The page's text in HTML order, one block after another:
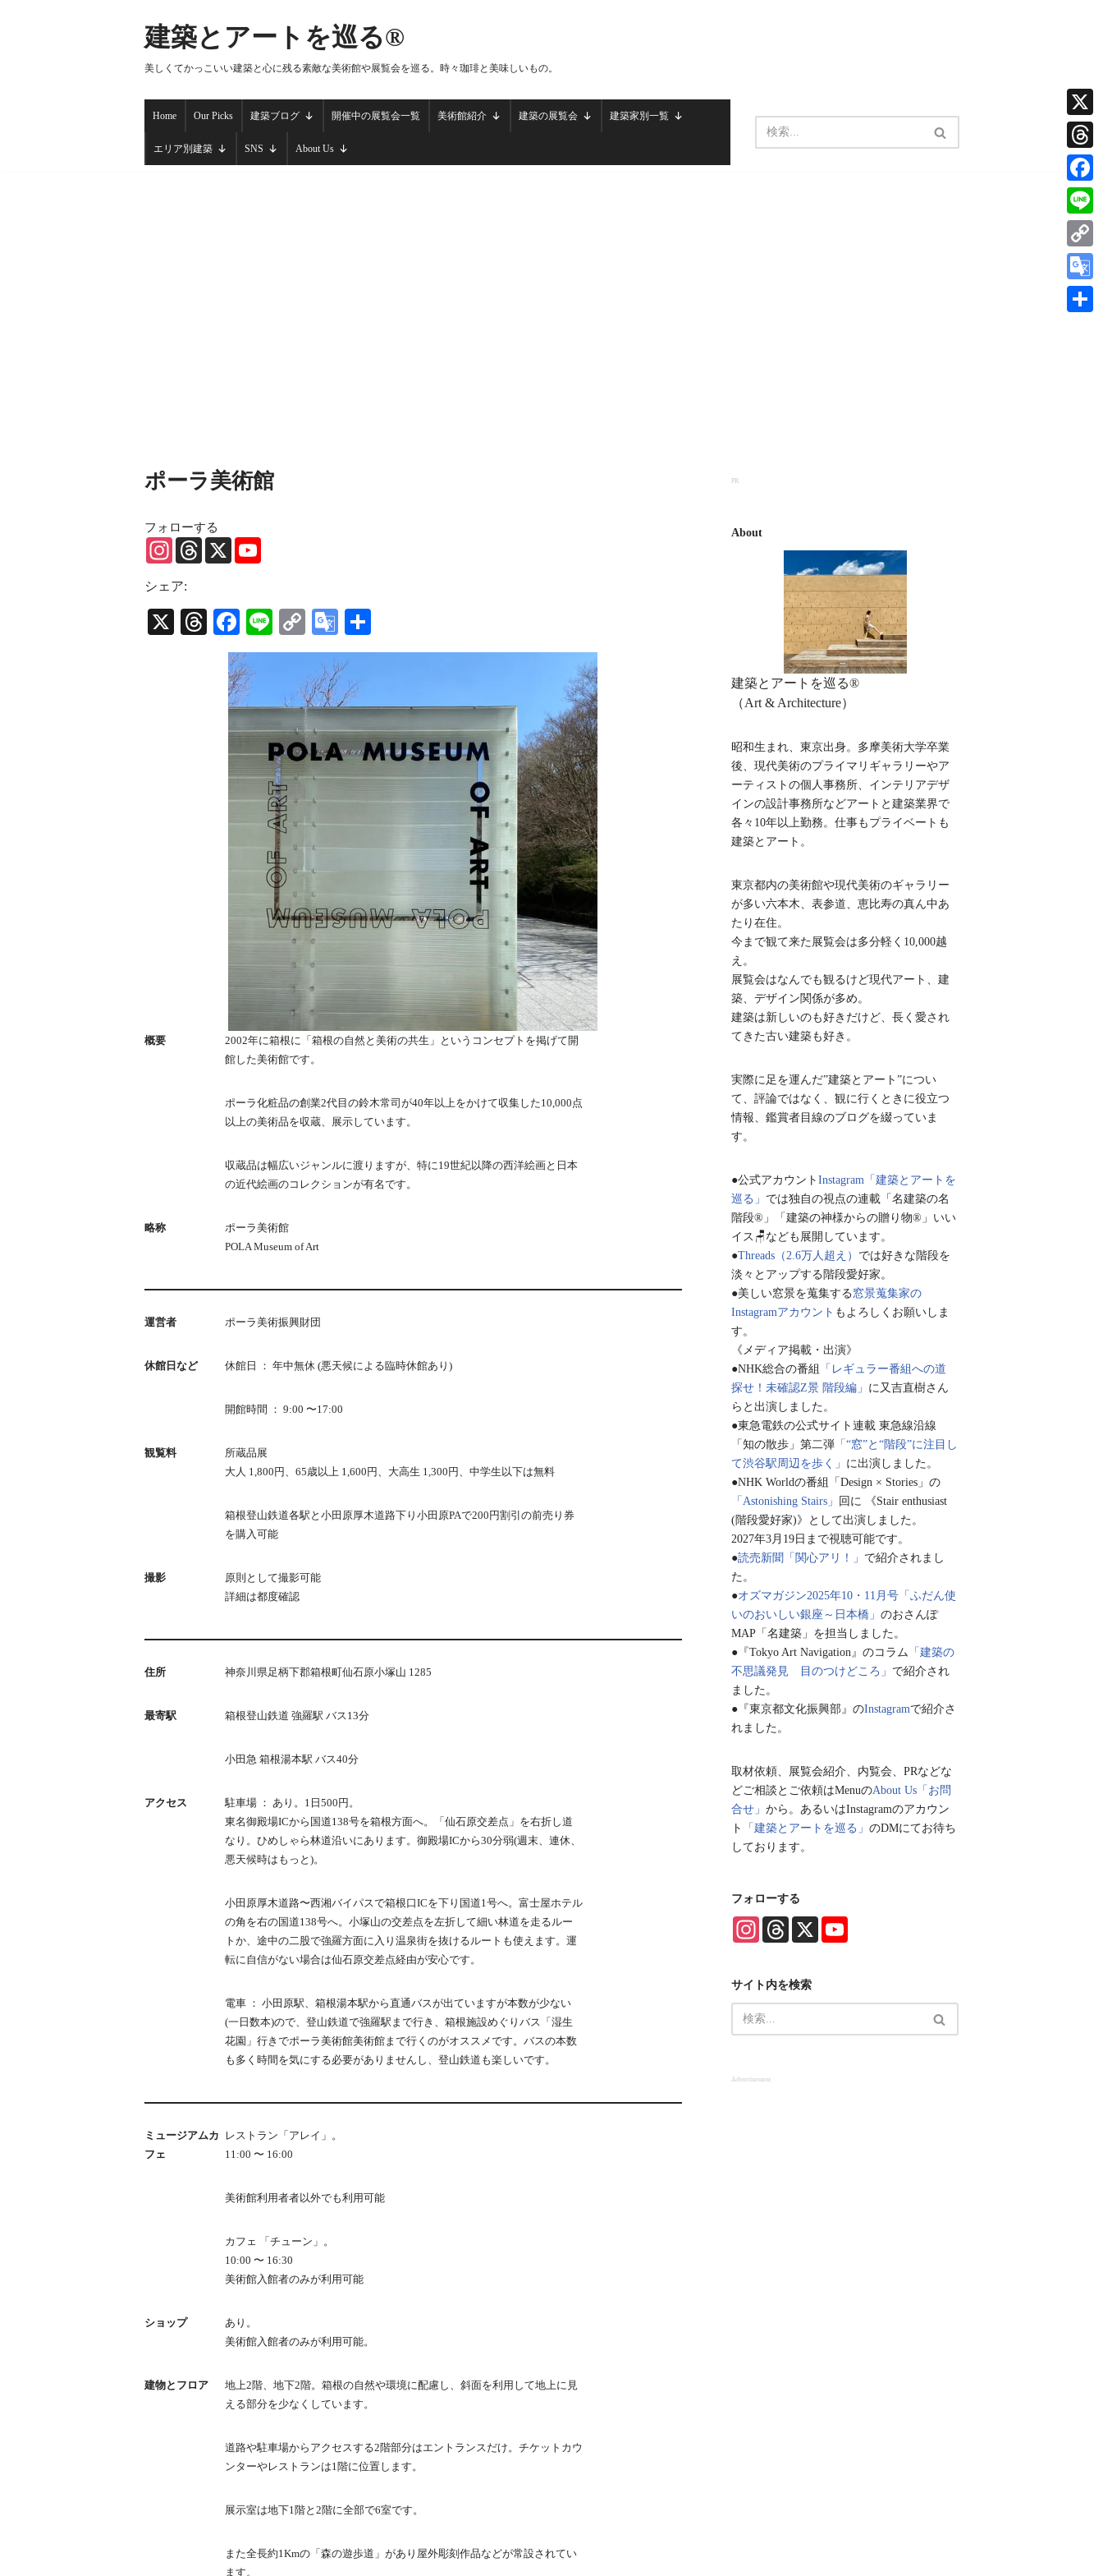
建築とアートを巡る®
美しくてかっこいい建築と心に残る素敵な美術館や展覧会を巡る。時々珈琲と美味しいもの。
Home Our Picks 建築ブログ 開催中の展覧会一覧 美術館紹介 建築の展覧会 建築家別一覧
エリア別建築 SNS About Us
ポーラ美術館
フォローする
InstagramThreadsX
YouTube
シェア:
X Threads
Facebook
LineCopy
Link
Google
Translate
有
概要
2002年に箱根に「箱根の自然と美術の共生」というコンセプトを掲げて開
館した美術館です。
ポーラ化粧品の創業2代目の鈴木常司が40年以上をかけて収集した10,000点
以上の美術品を収蔵、展示しています。
収蔵品は幅広いジャンルに渡りますが、特に19世紀以降の西洋絵画と日本
の近代絵画のコレクションが有名です。
略称
ポーラ美術館
POLA Museum of Art
運営者 ポーラ美術振興財団
休館日など 休館日 ： 年中無休 (悪天候による臨時休館あり)
開館時間 ： 9:00 〜17:00
観覧料
所蔵品展
大人 1,800円、65歳以上 1,600円、大高生 1,300円、中学生以下は無料
箱根登山鉄道各駅と小田原厚木道路下り小田原PAで200円割引の前売り券
を購入可能
撮影
原則として撮影可能
詳細は都度確認
住所 神奈川県足柄下郡箱根町仙石原小塚山 1285
最寄駅 箱根登山鉄道 強羅駅 バス13分
小田急 箱根湯本駅 バス40分
アクセス
駐車場 ： あり。1日500円。
東名御殿場ICから国道138号を箱根方面へ。「仙石原交差点」を右折し道
なり。ひめしゃら林道沿いにあります。御殿場ICから30分弱(週末、連休、
悪天候時はもっと)。
小田原厚木道路〜西湘バイパスで箱根口ICを下り国道1号へ。富士屋ホテル
の角を右の国道138号へ。小塚山の交差点を左折して細い林道を走るルー
トか、途中の二股で強羅方面に入り温泉街を抜けるルートも使えます。運
転に自信がない場合は仙石原交差点経由が安心です。
電車 ： 小田原駅、箱根湯本駅から直通バスが出ていますが本数が少ない
(一日数本)ので、登山鉄道で強羅駅まで行き、箱根施設めぐりバス「湿生
花園」行きでポーラ美術館美術館まで行くのがオススメです。バスの本数
も多く時間を気にする必要がありませんし、登山鉄道も楽しいです。
ミュージアムカ
フェ
レストラン「アレイ」。
11:00 〜 16:00
美術館利用者者以外でも利用可能
カフェ 「チューン」。
10:00 〜 16:30
美術館入館者のみが利用可能
ショップ
あり。
美術館入館者のみが利用可能。
建物とフロア
地上2階、地下2階。箱根の自然や環境に配慮し、斜面を利用して地上に見
える部分を少なくしています。
道路や駐車場からアクセスする2階部分はエントランスだけ。チケットカウ
ンターやレストランは1階に位置します。
展示室は地下1階と2階に全部で6室です。
また全長約1Kmの「森の遊歩道」があり屋外彫刻作品などが常設されてい
ます。
PR
About
建築とアートを巡る®︎
（Art & Architecture）
昭和生まれ、東京出身。多摩美術大学卒業
後、現代美術のプライマリギャラリーやア
ーティストの個人事務所、インテリアデザ
インの設計事務所などアートと建築業界で
各々10年以上勤務。仕事もプライベートも
建築とアート。
東京都内の美術館や現代美術のギャラリー
が多い六本木、表参道、恵比寿の真ん中あ
たり在住。
今まで観て来た展覧会は多分軽く10,000越
え。
展覧会はなんでも観るけど現代アート、建
築、デザイン関係が多め。
建築は新しいのも好きだけど、長く愛され
てきた古い建築も好き。
実際に足を運んだ”建築とアート”につい
て、評論ではなく、観に行くときに役立つ
情報、鑑賞者目線のブログを綴っていま
す。
●公式アカウント Instagram「建築とアートを
巡る」 では独自の視点の連載「名建築の名
階段®︎」「建築の神様からの贈り物®︎」いい
イス🪑なども展開しています。
●Threads（2.6万人超え） では好きな階段を
淡々とアップする階段愛好家。
●美しい窓景を蒐集する 窓景蒐集家の
Instagramアカウント もよろしくお願いしま
す。
《メディア掲載・出演》
●NHK総合の番組
「レギュラー番組への道
探せ！未確認Z景 階段編」 に又吉直樹さん
らと出演しました。
●東急電鉄の公式サイト連載 東急線沿線
「知の散歩」第二弾「“窓”と“階段”に注目し
て渋谷駅周辺を歩く」 に出演しました。
●NHK Worldの番組「Design × Stories」の
「Astonishing Stairs」
回に 《Stair enthusiast
(階段愛好家)》として出演しました。
2027年3月19日まで視聴可能です。
●読売新聞「関心アリ！」 で紹介されまし
た。
●オズマガジン2025年10・11月号「ふだん使
いのおいしい銀座～日本橋」 のおさんぽ
MAP「名建築」を担当しました。
●『Tokyo Art Navigation』のコラム 「建築の
不思議発見 目のつけどころ」 で紹介され
ました。
●『東京都文化振興部』のInstagramで紹介さ
れました。
取材依頼、展覧会紹介、内覧会、PRなどな
どご相談とご依頼はMenuのAbout Us「お問
合せ」 から。あるいはInstagramのアカウン
ト
「建築とアートを巡る」 のDMにてお待ち
しております。
フォローする
I
g
r
a
m
T
d
s
X
Y
e
サイト内を検索
Advertisement
X
Threads
Line
Copy
Link
Google